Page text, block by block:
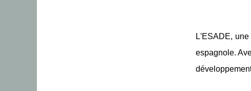
L'ESADE,
espagnole.